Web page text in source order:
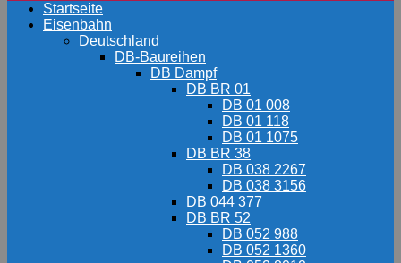
Startseite
Eisenbahn
Deutschland
DB-Baureihen
DB Dampf
DB BR 01
DB 01 008
DB 01 118
DB 01 1075
DB BR 38
DB 038 2267
DB 038 3156
DB 044 377
DB BR 52
DB 052 988
DB 052 1360